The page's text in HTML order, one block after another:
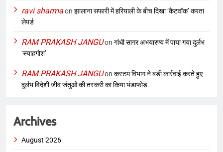
ravi sharmaon झालाना सफारी में हरियाली के बीच दिखा ‘कैटवॉक’ करता
लेपर्ड
RAM PRAKASH JANGUon गांधी सागर अभयारण्य में पाया गया दुर्लभ
‘स्याहगोश’
RAM PRAKASH JANGUon कस्टम विभाग ने बड़ी कार्रवाई करते हुए
दुर्लभ विदेशी जीव जंतुओं की तस्करी का किया भंडाफोड़
Archives
August 2026